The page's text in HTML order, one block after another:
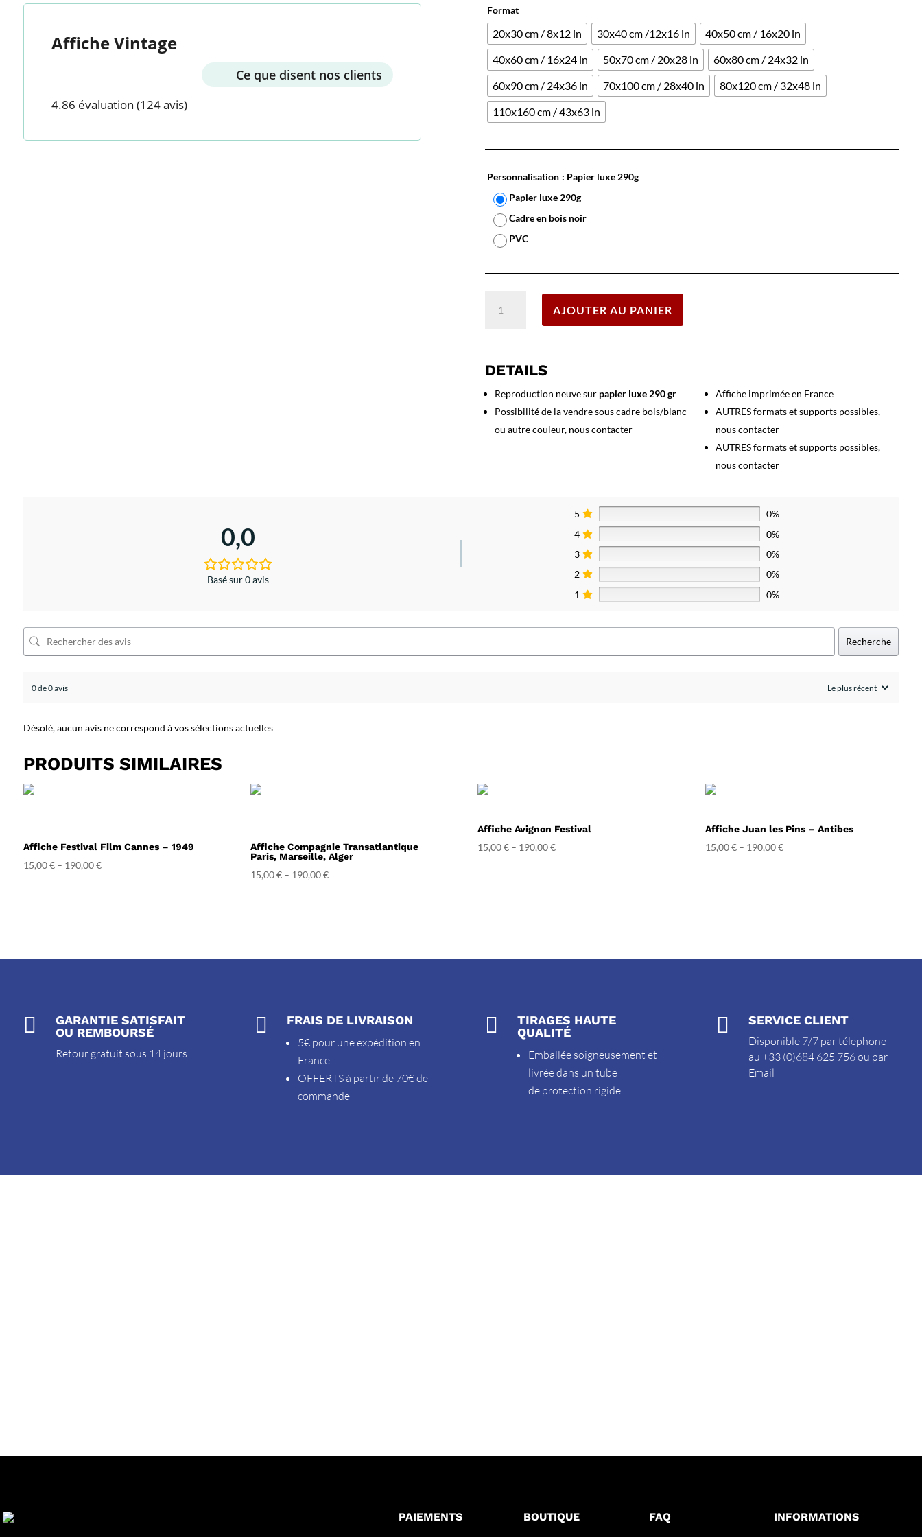
Affiche Vintage
Ce que disent nos clients
4.86 évaluation (124 avis)
Format
20x30 cm / 8x12 in 30x40 cm /12x16 in
40x50 cm / 16x20 in
40x60 cm / 16x24 in
50x70 cm / 20x28 in
60x80 cm / 24x32 in
60x90 cm / 24x36 in
70x100 cm / 28x40 in
80x120 cm / 32x48 in
110x160 cm / 43x63 in
Personnalisation : Papier luxe 290g
Papier luxe 290g
Cadre en bois noir
PVC
Provence
-
Casino
Municipal
AJOUTER AU PANIER
DETAILS
Reproduction neuve sur papier luxe 290 gr
Possibilité de la vendre sous cadre bois/blanc
ou autre couleur, nous contacter
Affiche imprimée en France
AUTRES formats et supports possibles,
nous contacter
AUTRES formats et supports possibles,
nous contacter
0,0
Basé sur 0 avis
5
0%
4
0%
3
0%
2
0%
1
0%
Recherche
0 de 0 avis
Désolé, aucun avis ne correspond à vos sélections actuelles
PRODUITS SIMILAIRES
Affiche Festival Film Cannes – 1949
15,00€– 190,00€
Affiche Compagnie Transatlantique
Paris, Marseille, Alger
15,00€– 190,00€
Affiche Avignon Festival
15,00€ – 190,00€
Affiche Juan les Pins – Antibes
15,00€– 190,00€

GARANTIE SATISFAIT
OU REMBOURSÉ
Retour gratuit sous 14 jours
 FRAIS DE LIVRAISON
5€ pour une expédition en
France
OFFERTS à partir de 70€ de
commande

TIRAGES HAUTE
QUALITÉ
Emballée soigneusement et
livrée dans un tube
de protection rigide
 SERVICE CLIENT
Disponible 7/7 par télephone
au +33 (0)684 625 756 ou par
Email
PAIEMENTS BOUTIQUE FAQ INFORMATIONS